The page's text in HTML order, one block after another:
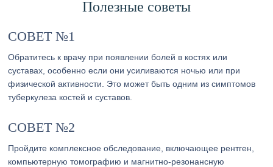
Полезные советы
СОВЕТ №1
Обратитесь к врачу при появлении болей в костях или
суставах, особенно если они усиливаются ночью или при
физической активности. Это может быть одним из симптомов
туберкулеза костей и суставов.
СОВЕТ №2
Пройдите комплексное обследование, включающее рентген,
компьютерную томографию и магнитно-резонансную